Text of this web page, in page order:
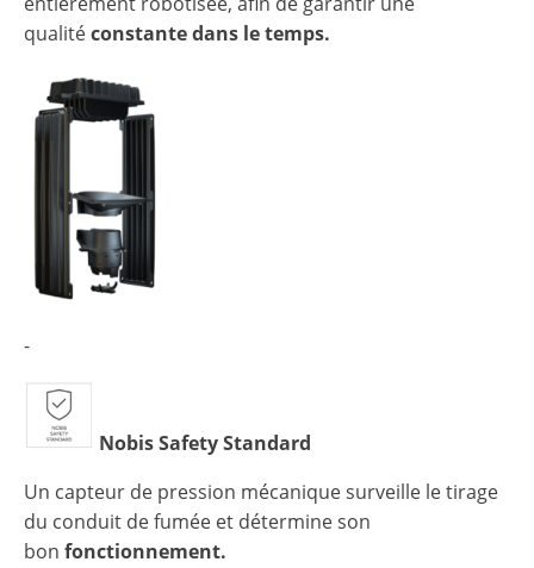
qualitéconstante dans le temps.
-
Nobis Safety Standard
Un capteur de pression mécanique surveille le tirage
du conduit de fumée et détermine son
bon fonctionnement.